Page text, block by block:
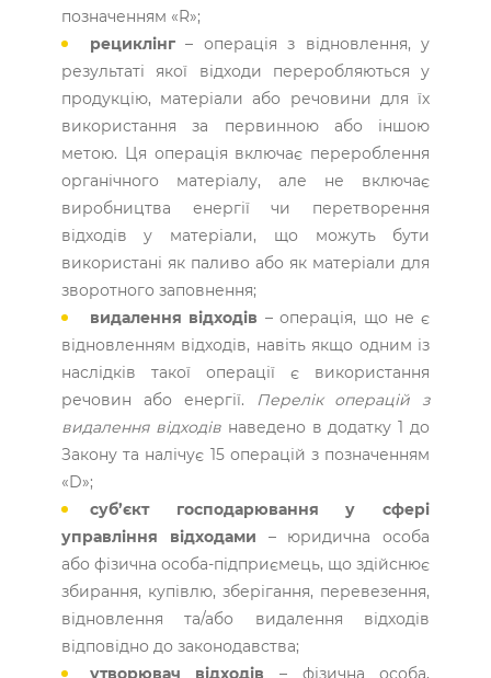
позначенням «R»;
рециклінг– операція з відновлення, у
результаті якої відходи переробляються у
продукцію, матеріали або речовини для їх
використання за первинною або іншою
метою. Ця операція включає перероблення
органічного матеріалу, але не включає
виробництва енергії чи перетворення
відходів у матеріали, що можуть бути
використані як паливо або як матеріали для
зворотного заповнення;
видалення відходів – операція, що не є
відновленням відходів, навіть якщо одним із
наслідків такої операції є використання
речовин або енергії. Перелік операцій з
видалення відходів наведено в додатку 1 до
Закону та налічує 15 операцій з позначенням
«D»;
суб’єкт господарювання у сфері
управління відходами – юридична особа
або фізична особа-підприємець, що здійснює
збирання, купівлю, зберігання, перевезення,
відновлення та/або видалення відходів
відповідно до законодавства;
утворювач відходів – фізична особа,